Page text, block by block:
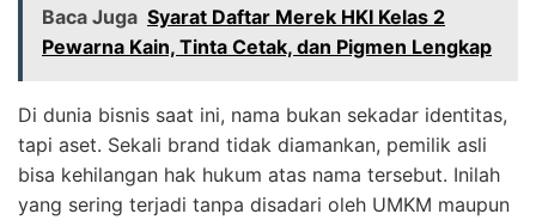
Baca Juga Syarat Daftar Merek HKI Kelas 2
Pewarna Kain, Tinta Cetak, dan Pigmen Lengkap
Di dunia bisnis saat ini, nama bukan sekadar identitas,
tapi aset. Sekali brand tidak diamankan, pemilik asli
bisa kehilangan hak hukum atas nama tersebut. Inilah
yang sering terjadi tanpa disadari oleh UMKM maupun